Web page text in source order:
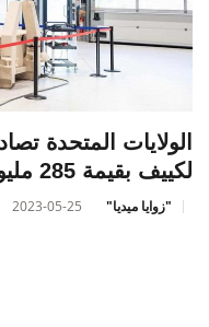
الولايات المتحدة
لكييف بقيمة 285 مليون دولار
"زوايا ميديا" 2023-05-25